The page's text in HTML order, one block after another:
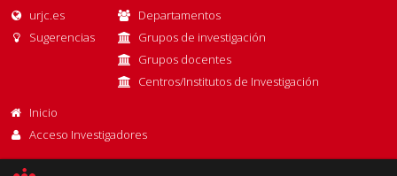
urjc.es
Sugerencias
Departamentos
Grupos de investigación
Grupos docentes
Centros/Institutos de Investigación
Inicio
Acceso Investigadores